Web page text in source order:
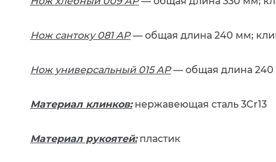
Нож сантоку 081 AP— общая длина 240 мм;
Нож универсальный 015 AP— общая длина 240
Материал клинков:нержавеющая сталь 3Cr13
Материал рукоятей:пластик